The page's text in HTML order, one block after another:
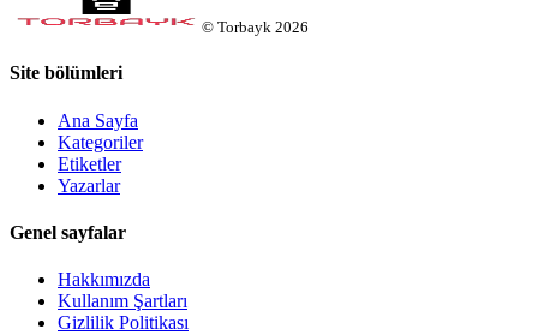
© Torbayk 2026
Site bölümleri
Ana Sayfa
Kategoriler
Etiketler
Yazarlar
Genel sayfalar
Hakkımızda
Kullanım Şartları
Gizlilik Politikası